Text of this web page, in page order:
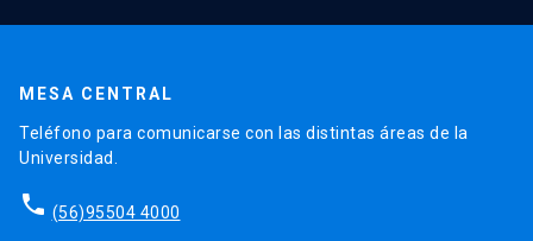
MESA CENTRAL
Teléfono para comunicarse con las distintas áreas de la
Universidad.
phone (56)95504 4000